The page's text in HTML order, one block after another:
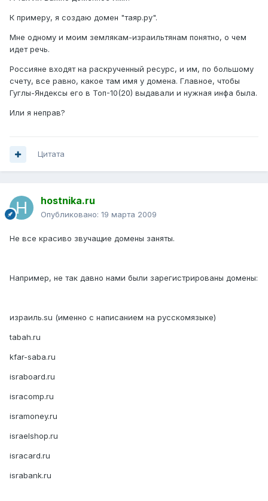
К примеру, я создаю домен "таяр.ру".
Мне одному и моим землякам-израильтянам понятно, о чем
идет речь.
Россияне входят на раскрученный ресурс, и им, по большому
счету, все равно, какое там имя у домена. Главное, чтобы
Гуглы-Яндексы его в Топ-10(20) выдавали и нужная инфа была.
Или я неправ?
Цитата
hostnika.ru
Опубликовано: 19 марта 2009
Не все красиво звучащие домены заняты.
Например, не так давно нами были зарегистрированы домены:
израиль.su (именно с написанием на русскомязыке)
tabah.ru
kfar-saba.ru
israboard.ru
isracomp.ru
isramoney.ru
israelshop.ru
isracard.ru
israbank.ru